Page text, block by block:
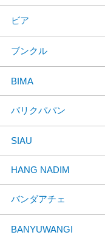
ビア
ブンクル
BIMA
バリクパパン
SIAU
HANG NADIM
バンダアチェ
BANYUWANGI